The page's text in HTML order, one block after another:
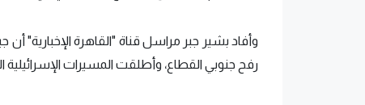
وأفاد بشير جبر مراسل قناة "القاهرة الإخبارية" أن
رفح جنوبي القطاع، وأطلقت المسيرات